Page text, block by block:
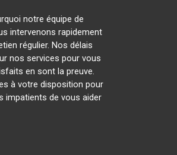
notre équipe de
intervenons rapidement
régulier. Nos délais
nos services pour vous
en sont la preuve.
à votre disposition pour
impatients de vous aider